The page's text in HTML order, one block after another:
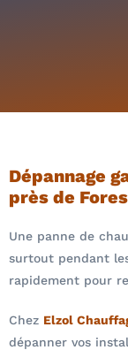
Dépannage
près de
Une panne de
surtout pendant
rapidement pour
Chez Elzol
dépanner vos